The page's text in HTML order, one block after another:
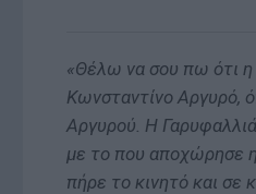
«Θέλω να σου πω ότι η
Κωνσταντίνο Αργυρό,
Αργυρού. Η Γαρυφαλλιά
με το που αποχώρησε η
πήρε το κινητό και σε